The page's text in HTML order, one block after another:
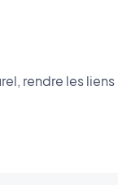
rendre les liens